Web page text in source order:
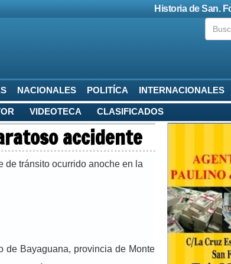
Historia de San.
NACIONALES POLITÍCA INTERNACIONALES
VIDEOTECA CLASIFICADOS
accidente
de tránsito ocurrido anoche en la
de Bayaguana, provincia de Monte